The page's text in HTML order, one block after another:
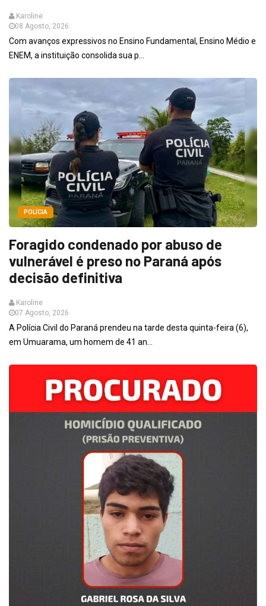
Karoline
08 Agosto, 2026
Com avanços expressivos no Ensino Fundamental, Ensino Médio e
ENEM, a instituição consolida sua p...
POLÍCIA
Foragido condenado por abuso de
vulnerável é preso no Paraná após
decisão definitiva
Karoline
07 Agosto, 2026
A Polícia Civil do Paraná prendeu na tarde desta quinta-feira (6),
em Umuarama, um homem de 41 an...